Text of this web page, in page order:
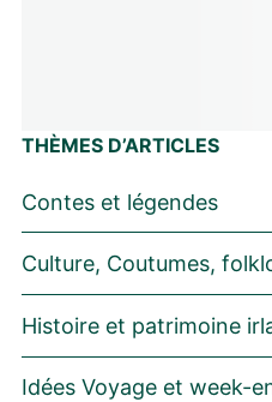
THÈMES D’ARTICLES
Contes et légendes
Culture, Coutumes,
Histoire et patrimoine
Idées Voyage et week-